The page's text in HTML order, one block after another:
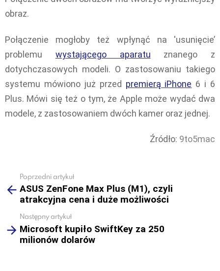
obraz.
Połączenie mogłoby też wpłynąć na 'usunięcie’
problemu wystającego aparatu znanego z
dotychczasowych modeli. O zastosowaniu takiego
systemu mówiono już przed premierą iPhone 6 i 6
Plus. Mówi się też o tym, że Apple może wydać dwa
modele, z zastosowaniem dwóch kamer oraz jednej.
Źródło: 9to5mac
more
Poprzedni artykuł
ASUS ZenFone Max Plus (M1), czyli
atrakcyjna cena i duże możliwości
Następny artykuł
Microsoft kupiło SwiftKey za 250
milionów dolarów